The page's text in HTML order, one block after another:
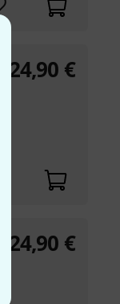
24,90 €
24,90 €